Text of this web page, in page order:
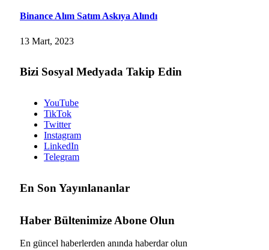
Binance Alım Satım Askıya Alındı
13 Mart, 2023
Bizi Sosyal Medyada Takip Edin
YouTube
TikTok
Twitter
Instagram
LinkedIn
Telegram
En Son Yayınlananlar
Haber Bültenimize Abone Olun
En güncel haberlerden anında haberdar olun